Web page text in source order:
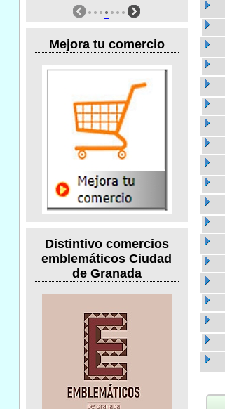
Mejora tu comercio
Distintivo comercios
emblemáticos Ciudad
de Granada